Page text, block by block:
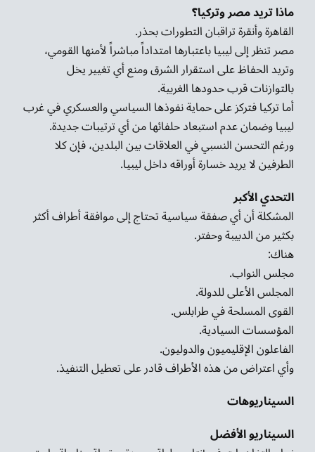
ماذا تريد مصر وتركيا؟
القاهرة وأنقرة تراقبان التطورات بحذر.
مصر تنظر إلى ليبيا باعتبارها امتداداً مباشراً لأمنها القومي،
وتريد الحفاظ على استقرار الشرق ومنع أي تغيير يخل
بالتوازنات قرب حدودها الغربية.
أما تركيا فتركز على حماية نفوذها السياسي والعسكري في غرب
ليبيا وضمان عدم استبعاد حلفائها من أي ترتيبات جديدة.
ورغم التحسن النسبي في العلاقات بين البلدين، فإن كلا
الطرفين لا يريد خسارة أوراقه داخل ليبيا.
التحدي الأكبر
المشكلة أن أي صفقة سياسية تحتاج إلى موافقة أطراف أكثر
بكثير من الدبيبة وحفتر.
هناك:
مجلس النواب.
المجلس الأعلى للدولة.
القوى المسلحة في طرابلس.
المؤسسات السيادية.
الفاعلون الإقليميون والدوليون.
وأي اعتراض من هذه الأطراف قادر على تعطيل التنفيذ.
السيناريوهات
السيناريو الأفضل